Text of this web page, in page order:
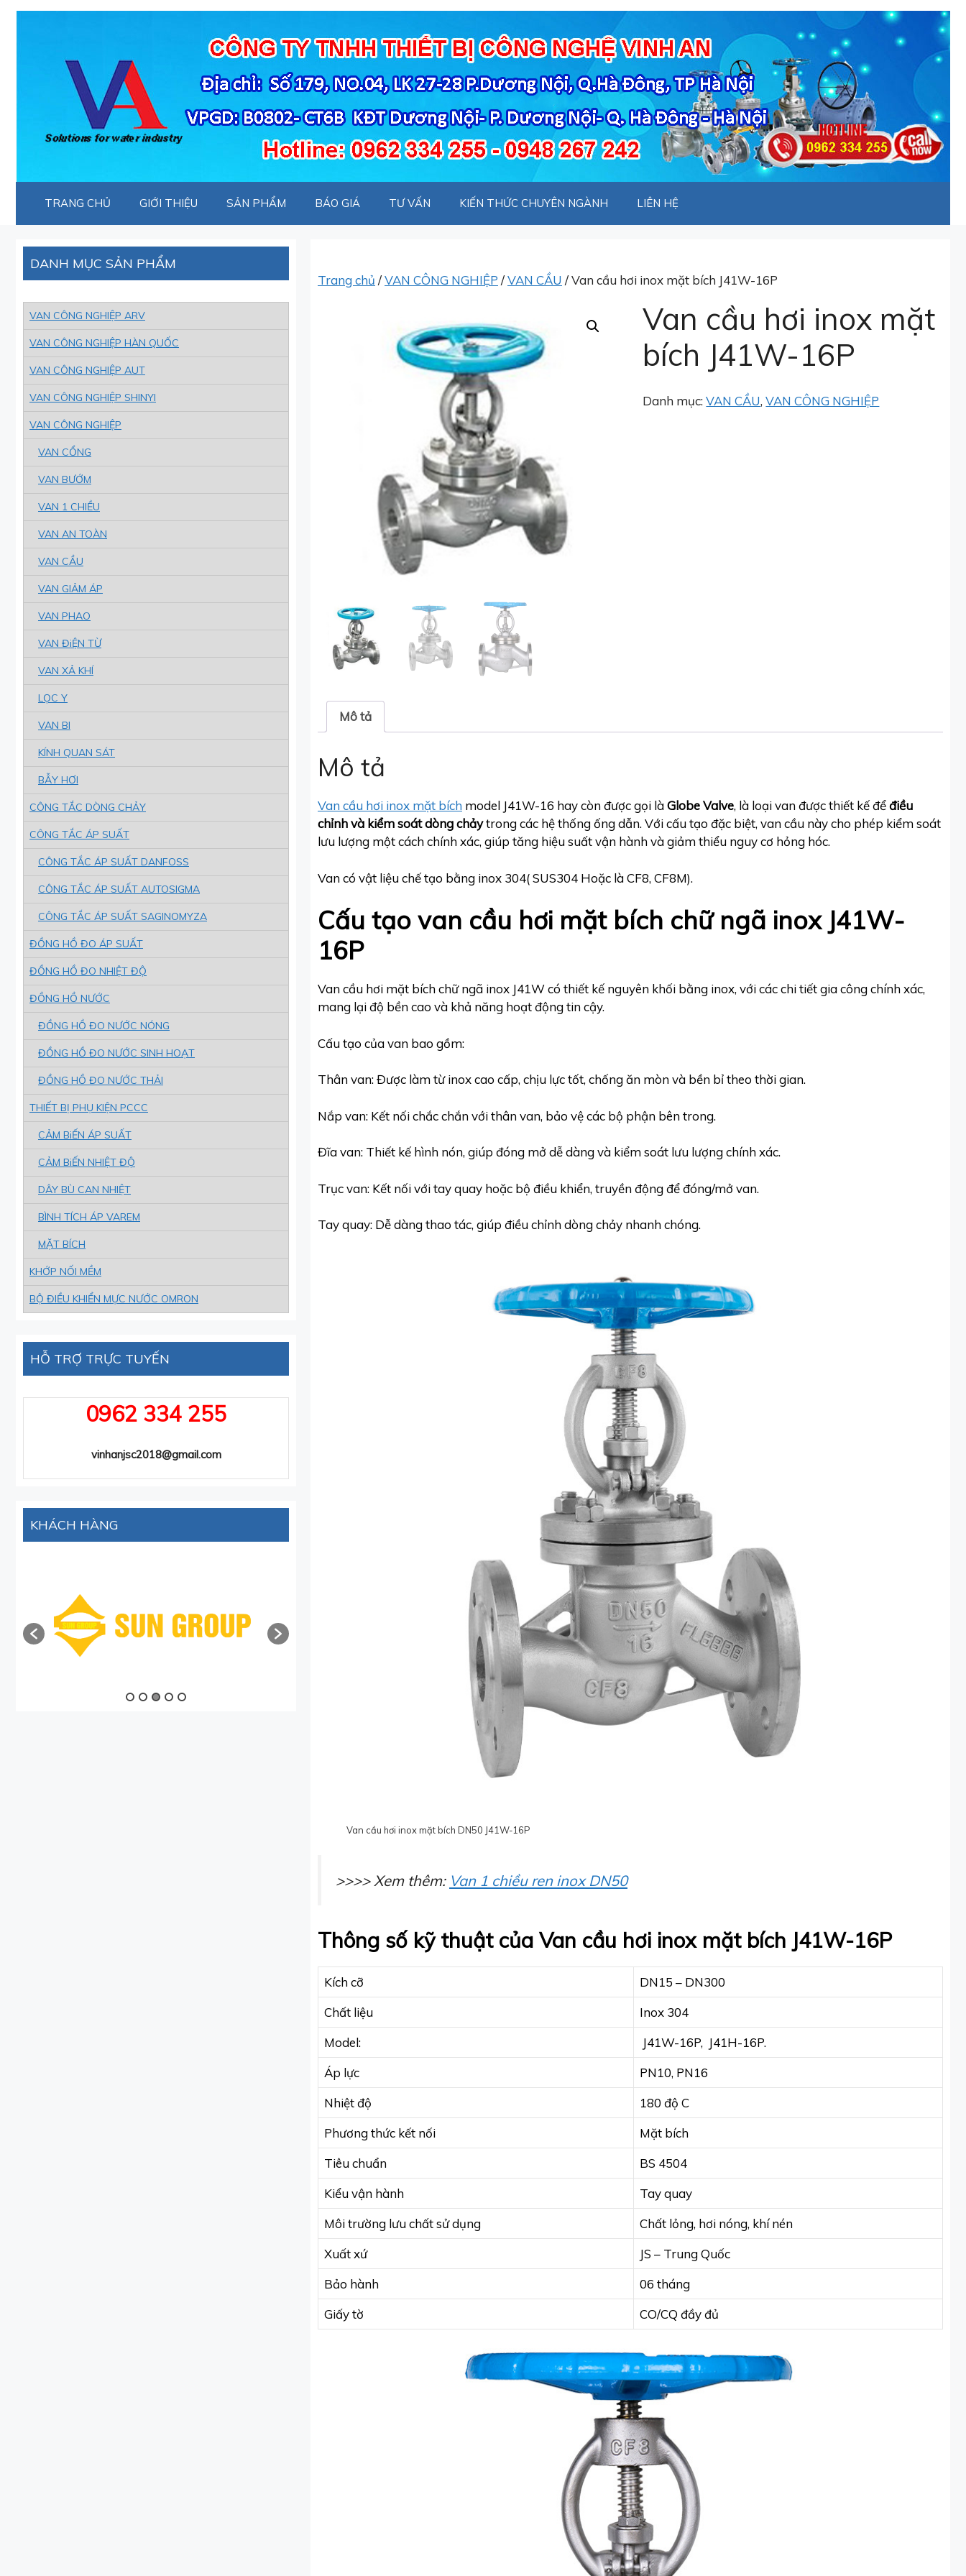
Chuyển
TRANG CHỦ GIỚI THIỆU SẢN PHẨM BÁO GIÁ TƯ VẤN KIẾN THỨC CHUYÊN NGÀNH LIÊN HỆ
Trang chủ /VAN CÔNG NGHIỆP /VAN CẦU / Van cầu hơi inox mặt bích J41W-16P
Van cầu hơi inox mặt
bích J41W-16P
Danh mục:VAN CẦU,VAN CÔNG NGHIỆP
Mô tả
Mô tả
Van cầu hơi inox mặt bích model J41W-16 hay còn được gọi làGlobe Valve, là loại van được thiết kế đểđiều
chỉnh và kiểm soát dòng chảytrong các hệ thống ống dẫn. Với cấu tạo đặc biệt, van cầu này cho phép kiểm soát
lưu lượng một cách chính xác, giúp tăng hiệu suất vận hành và giảm thiểu nguy cơ hỏng hóc.
Van có vật liệu chế tạo bằng inox 304( SUS304 Hoặc là CF8, CF8M).
Cấu tạo van cầu hơi mặt bích chữ ngã inox J41W-
16P
Van cầu hơi mặt bích chữ ngã inox J41W có thiết kế nguyên khối bằng inox, với các chi tiết gia công chính xác,
mang lại độ bền cao và khả năng hoạt động tin cậy.
Cấu tạo của van bao gồm:
Thân van: Được làm từ inox cao cấp, chịu lực tốt, chống ăn mòn và bền bỉ theo thời gian.
Nắp van: Kết nối chắc chắn với thân van, bảo vệ các bộ phận bên trong.
Đĩa van: Thiết kế hình nón, giúp đóng mở dễ dàng và kiểm soát lưu lượng chính xác.
Trục van: Kết nối với tay quay hoặc bộ điều khiển, truyền động để đóng/mở van.
Tay quay: Dễ dàng thao tác, giúp điều chỉnh dòng chảy nhanh chóng.
Van cầu hơi inox mặt bích DN50 J41W-16P
>>>> Xem thêm: Van 1 chiều ren inox DN50
Thông số kỹ thuật của Van cầu hơi inox mặt bích J41W-16P
Kích cỡ
DN15 – DN300
Chất liệu
Inox 304
Model:
J41W-16P, J41H-16P.
Áp lực
PN10, PN16
Nhiệt độ
180 độ C
Phương thức kết nối
Mặt bích
Tiêu chuẩn
BS 4504
Kiểu vận hành
Tay quay
Môi trường lưu chất sử dụng
Chất lỏng, hơi nóng, khí nén
Xuất xứ
JS – Trung Quốc
Bảo hành
06 tháng
Giấy tờ
CO/CQ đầy đủ
DANH MỤC SẢN PHẨM
VAN CÔNG NGHIỆP ARV
VAN CÔNG NGHIỆP HÀN QUỐC
VAN CÔNG NGHIỆP AUT
VAN CÔNG NGHIỆP SHINYI
VAN CÔNG NGHIỆP
VAN CỔNG
VAN BƯỚM
VAN 1 CHIỀU
VAN AN TOÀN
VAN CẦU
VAN GIẢM ÁP
VAN PHAO
VAN ĐiỆN TỪ
VAN XẢ KHÍ
LỌC Y
VAN BI
KÍNH QUAN SÁT
BẪY HƠI
CÔNG TẮC DÒNG CHẢY
CÔNG TẮC ÁP SUẤT
CÔNG TẮC ÁP SUẤT DANFOSS
CÔNG TẮC ÁP SUẤT AUTOSIGMA
CÔNG TẮC ÁP SUẤT SAGINOMYZA
ĐỒNG HỒ ĐO ÁP SUẤT
ĐỒNG HỒ ĐO NHIỆT ĐỘ
ĐỒNG HỒ NƯỚC
ĐỒNG HỒ ĐO NƯỚC NÓNG
ĐỒNG HỒ ĐO NƯỚC SINH HOẠT
ĐỒNG HỒ ĐO NƯỚC THẢI
THIẾT BỊ PHỤ KIỆN PCCC
CẢM BiẾN ÁP SUẤT
CẢM BiẾN NHIỆT ĐỘ
DÂY BÙ CAN NHIỆT
BÌNH TÍCH ÁP VAREM
MẶT BÍCH
KHỚP NỐI MỀM
BỘ ĐIỀU KHIỂN MỰC NƯỚC OMRON
HỖ TRỢ TRỰC TUYẾN
0962 334 255
vinhanjsc2018@gmail.com
KHÁCH HÀNG